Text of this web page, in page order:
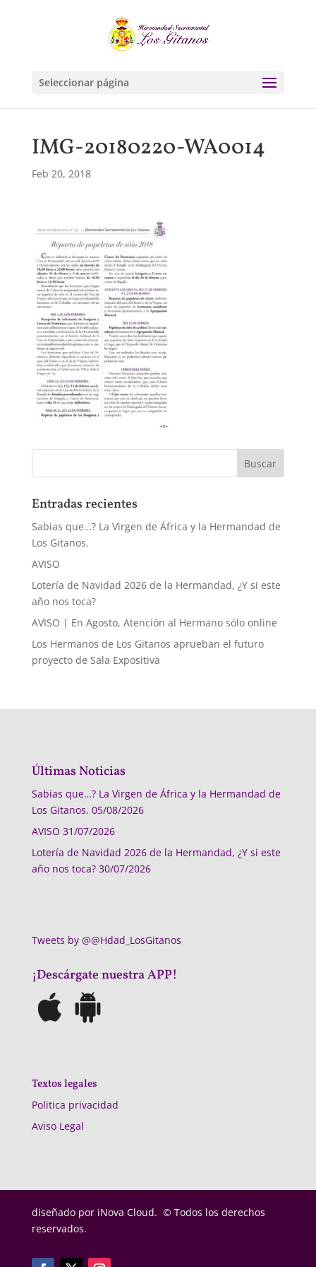
Seleccionar página
IMG-20180220-WA0014
Feb 20, 2018
Entradas recientes
Sabias que…? La Virgen de África y la Hermandad de
Los Gitanos.
AVISO
Lotería de Navidad 2026 de la Hermandad, ¿Y si este
año nos toca?
AVISO | En Agosto, Atención al Hermano sólo online
Los Hermanos de Los Gitanos aprueban el futuro
proyecto de Sala Expositiva
Últimas Noticias
Sabias que…? La Virgen de África y la Hermandad de
Los Gitanos. 05/08/2026
AVISO 31/07/2026
Lotería de Navidad 2026 de la Hermandad, ¿Y si este
año nos toca? 30/07/2026
Tweets by @@Hdad_LosGitanos
¡Descárgate nuestra APP!
Textos legales
Politica privacidad
Aviso Legal
diseñado por iNova Cloud. © Todos los derechos
reservados.